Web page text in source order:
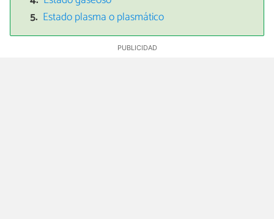
Estado plasma o plasmático